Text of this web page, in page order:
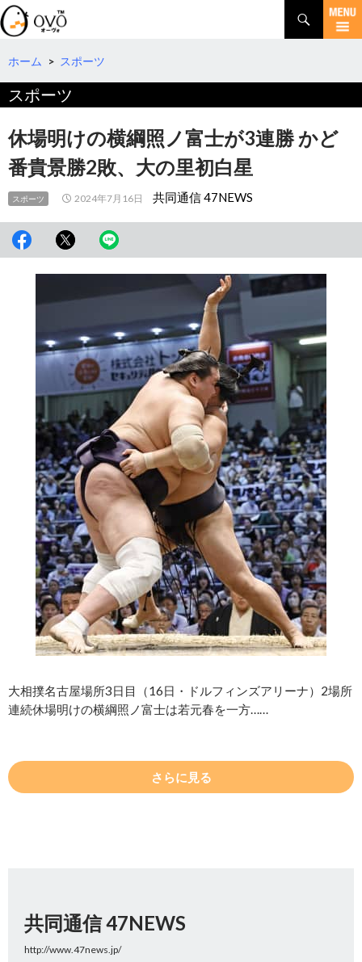
検
索
コ
テ
へ
ホーム > スポーツ
スポーツ
休場明けの横綱照ノ富士が3連勝 かど
番貴景勝2敗、大の里初白星
スポーツ 2024年7月16日 共同通信 47NEWS
大相撲名古屋場所3日目（16日・ドルフィンズアリーナ）2場所
連続休場明けの横綱照ノ富士は若元春を一方……
さらに見る
共同通信 47NEWS
http://www.47news.jp/